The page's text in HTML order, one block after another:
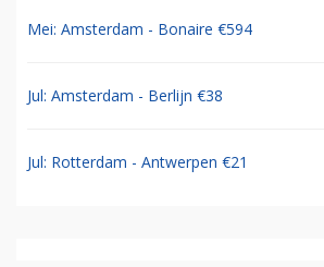
Mei: Amsterdam - Bonaire €594
Jul: Amsterdam - Berlijn €38
Jul: Rotterdam - Antwerpen €21